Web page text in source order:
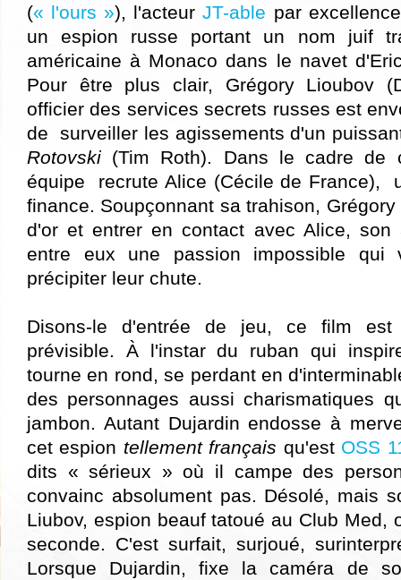
(« l'ours »), l'acteurJT-able par
un espion russe portant un nom juif
américaine à Monaco dans le navet
Pour être plus clair, Grégory Lioubov
officier des services secrets russes est
de surveiller les agissements d'un
Rotovski (Tim Roth). Dans le cadre de
équipe recrute Alice (Cécile de France),
finance. Soupçonnant sa trahison,
d'or et entrer en contact avec Alice,
entre eux une passion impossible qui
précipiter leur chute.
Disons-le d'entrée de jeu, ce film
prévisible. À l'instar du ruban qui
tourne en rond, se perdant en
des personnages aussi charismatiques
jambon. Autant Dujardin endosse à
cet espion tellement français qu'est OSS
dits « sérieux » où il campe des
convainc absolument pas. Désolé, mais
Liubov, espion beauf tatoué au Club Med,
seconde. C'est surfait, surjoué,
Lorsque Dujardin, fixe la caméra de